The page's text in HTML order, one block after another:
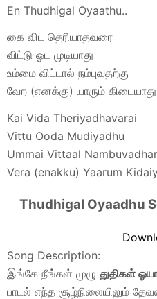
En Thudhigal Oyaathu..
கை விட தெரியாதவரை
விட்டு ஓட முடியாது
உம்மை விட்டால் நம்புவதற்கு
வேற (எனக்கு) யாரும்
Kai Vida Theriyadhavarai
Vittu Ooda Mudiyadhu
Ummai Vittaal
Vera (enakku) Yaarum
Thudhigal Oyaadhu
Song Description:
இங்கே நீங்கள் முழு துதிகள்
பாடல் எந்த சூழ்நிலையிலும்